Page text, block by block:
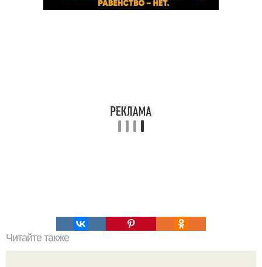
Читайте также